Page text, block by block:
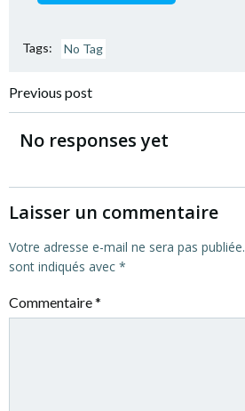
Tags: No Tag
Post
navigation
Previous post
No responses yet
Laisser un commentaire
Votre adresse e-mail ne sera pas publiée.
sont indiqués avec *
Commentaire*